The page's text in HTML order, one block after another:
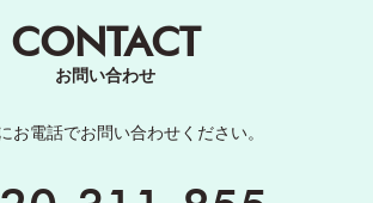
CONTACT
お問い合わせ
お電話でお問い合わせください。